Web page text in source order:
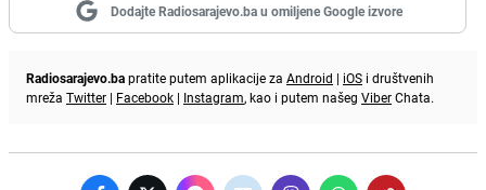
Dodajte Radiosarajevo.ba u omiljene Google izvore
Radiosarajevo.bapratite putem aplikacije za Android | iOS i društvenih
mreža Twitter | Facebook | Instagram, kao i putem našeg ViberChata.